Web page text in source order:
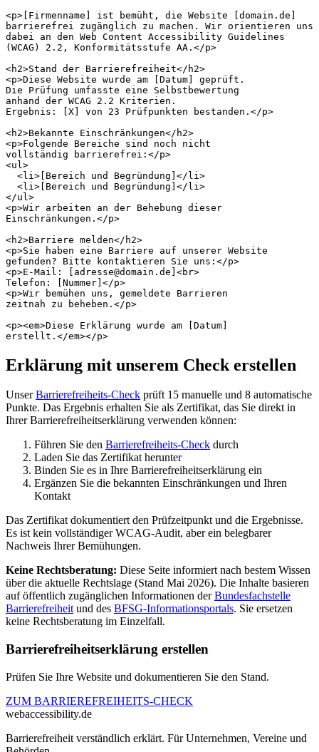
<p>[Firmenname] ist bemüht, die Website [domain.de]
barrierefrei zugänglich zu machen. Wir orientieren uns
dabei an den Web Content Accessibility Guidelines
(WCAG) 2.2, Konformitätsstufe AA.</p>
<h2>Stand der Barrierefreiheit</h2>
<p>Diese Website wurde am [Datum] geprüft.
Die Prüfung umfasste eine Selbstbewertung
anhand der WCAG 2.2 Kriterien.
Ergebnis: [X] von 23 Prüfpunkten bestanden.</p>
<h2>Bekannte Einschränkungen</h2>
<p>Folgende Bereiche sind noch nicht
vollständig barrierefrei:</p>
<ul>
  <li>[Bereich und Begründung]</li>
  <li>[Bereich und Begründung]</li>
</ul>
<p>Wir arbeiten an der Behebung dieser
Einschränkungen.</p>
<h2>Barriere melden</h2>
<p>Sie haben eine Barriere auf unserer Website
gefunden? Bitte kontaktieren Sie uns:</p>
<p>E-Mail: [adresse@domain.de]<br>
Telefon: [Nummer]</p>
<p>Wir bemühen uns, gemeldete Barrieren
zeitnah zu beheben.</p>
<p><em>Diese Erklärung wurde am [Datum]
erstellt.</em></p>
Erklärung mit unserem Check erstellen
UnserBarrierefreiheits-Check prüft 15 manuelle und 8 automatische
Punkte. Das Ergebnis erhalten Sie als Zertifikat, das Sie direkt in
Ihrer Barrierefreiheitserklärung verwenden können:
Führen Sie den Barrierefreiheits-Check durch
Laden Sie das Zertifikat herunter
Binden Sie es in Ihre Barrierefreiheitserklärung ein
Ergänzen Sie die bekannten Einschränkungen und Ihren
Kontakt
Das Zertifikat dokumentiert den Prüfzeitpunkt und die Ergebnisse.
Es ist kein vollständiger WCAG-Audit, aber ein belegbarer
Nachweis Ihrer Bemühungen.
Keine Rechtsberatung: Diese Seite informiert nach bestem Wissen
über die aktuelle Rechtslage (Stand Mai 2026). Die Inhalte basieren
auf öffentlich zugänglichen Informationen derBundesfachstelle
Barrierefreiheitund des BFSG-Informationsportals. Sie ersetzen
keine Rechtsberatung im Einzelfall.
Barrierefreiheitserklärung erstellen
Prüfen Sie Ihre Website und dokumentieren Sie den Stand.
ZUM BARRIEREFREIHEITS-CHECK
webaccessibility.de
Barrierefreiheit verständlich erklärt. Für Unternehmen, Vereine und